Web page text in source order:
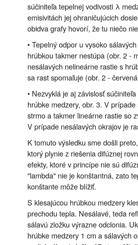
súčiniteľa tepelnej vodivosti λ
emisivitách jej ohraničujúcich
obidva grafy hovorí, že tu niečo
• Tepelný odpor u vysoko
hrúbkou takmer nestúpa (obr. 2 -
nesálavých nelineárne rastie s
sa rast spomaľuje (obr. 2 -
• Nezvyklá je aj závislosť
hrúbke medzery, obr. 3. V
strmo a takmer lineárne rastie so
V prípade nesálavých okrajov je
K tomuto výsledku sme došli
ktorý plynie z riešenia difúznej
efekty, ktoré v princípe nie sú
"lambda" nie je konštantná, zato
konštante môže blížiť.
S klesajúcou hrúbkou medzery
prechodu tepla. Nesálavé, teda
sálavú zložku výrazne odclonia.
hrúbke medzery 1 cm a sálavých